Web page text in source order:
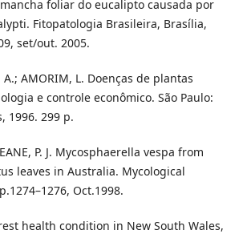
foliar do eucalipto causada por
Fitopatologia Brasileira, Brasília,
set/out. 2005.
A.; AMORIM, L. Doenças de plantas
e controle econômico. São Paulo:
1996. 299 p.
P. J. Mycosphaerella vespa from
leaves in Australia. Mycological
Oct.1998.
health condition in New South Wales,